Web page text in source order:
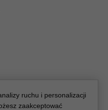
ruchu i personalizacji
zaakceptować